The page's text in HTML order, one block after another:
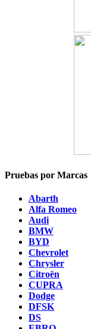
Pruebas por Marcas
Abarth
Alfa Romeo
Audi
BMW
BYD
Chevrolet
Chrysler
Citroën
CUPRA
Dodge
DFSK
DS